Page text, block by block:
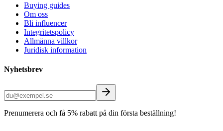
Buying guides
Om oss
Bli influencer
Integritetspolicy
Allmänna villkor
Juridisk information
Nyhetsbrev
Prenumerera och få 5% rabatt på din första beställning!